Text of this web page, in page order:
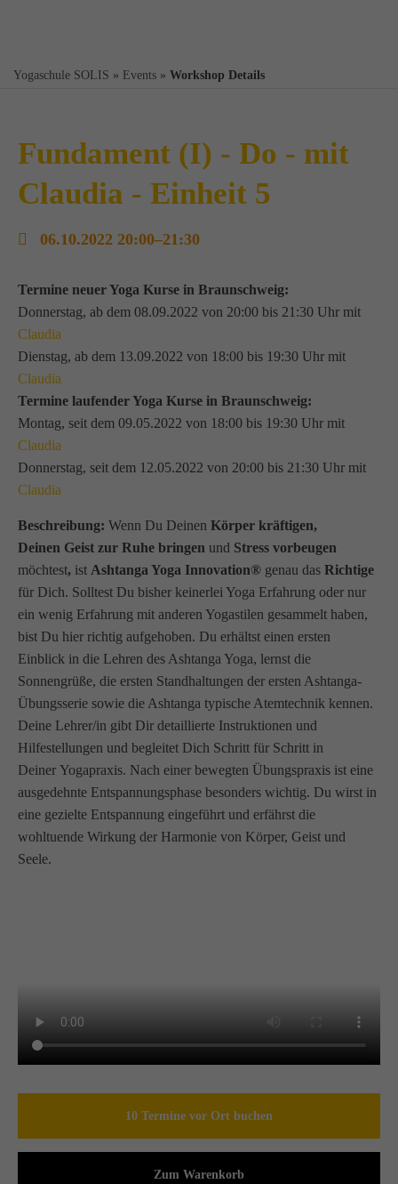
Yogaschule SOLIS » Events » Workshop Details
Fundament (I) - Do - mit
Claudia - Einheit 5
06.10.2022 20:00–21:30
Termine neuer Yoga Kurse in Braunschweig:
Donnerstag, ab dem 08.09.2022 von 20:00 bis 21:30 Uhr mit
Claudia
Dienstag, ab dem 13.09.2022 von 18:00 bis 19:30 Uhr mit
Claudia
Termine laufender Yoga Kurse in Braunschweig:
Montag, seit dem 09.05.2022 von 18:00 bis 19:30 Uhr mit
Claudia
Donnerstag, seit dem 12.05.2022 von 20:00 bis 21:30 Uhr mit
Claudia
Beschreibung: Wenn Du DeinenKörper kräftigen,
Deinen Geist zur Ruhe bringen und Stress vorbeugen
möchtest, ist Ashtanga Yoga Innovation® genau dasRichtige
für Dich. Solltest Du bisher keinerlei Yoga Erfahrung oder nur
ein wenig Erfahrung mit anderen Yogastilen gesammelt haben,
bist Du hier richtig aufgehoben. Du erhältst einen ersten
Einblick in die Lehren des Ashtanga Yoga, lernst die
Sonnengrüße, die ersten Standhaltungen der ersten Ashtanga-
Übungsserie sowie die Ashtanga typische Atemtechnik kennen.
Deine Lehrer/in gibt Dir detaillierte Instruktionen und
Hilfestellungen und begleitet Dich Schritt für Schritt in
Deiner Yogapraxis. Nach einer bewegten Übungspraxis ist eine
ausgedehnte Entspannungsphase besonders wichtig. Du wirst in
eine gezielte Entspannung eingeführt und erfährst die
wohltuende Wirkung der Harmonie von Körper, Geist und
Seele.
10 Termine vor Ort buchen
Zum Warenkorb